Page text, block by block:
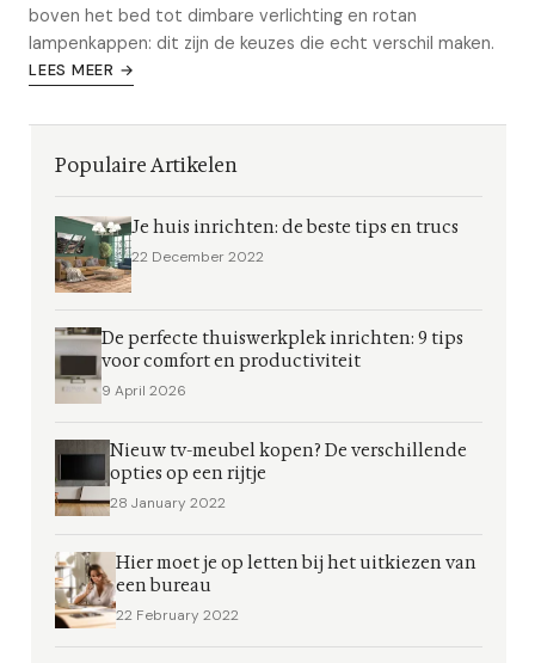
boven het bed tot dimbare verlichting en rotan
lampenkappen: dit zijn de keuzes die echt verschil maken.
LEES MEER →
Populaire Artikelen
Je huis inrichten: de beste tips en trucs
22 December 2022
De perfecte thuiswerkplek inrichten: 9 tips
voor comfort en productiviteit
9 April 2026
Nieuw tv-meubel kopen? De verschillende
opties op een rijtje
28 January 2022
Hier moet je op letten bij het uitkiezen van
een bureau
22 February 2022